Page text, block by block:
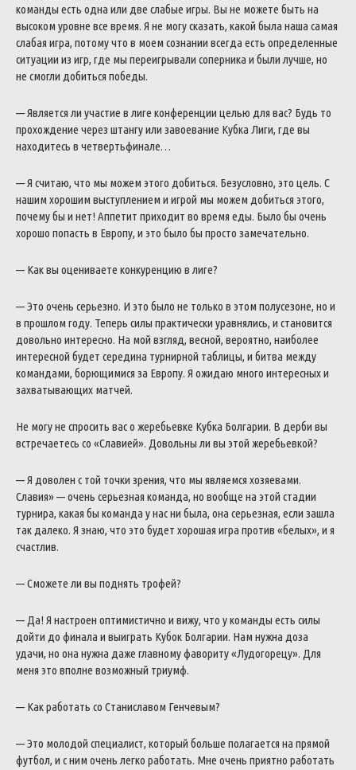
команды есть одна или две слабые игры. Вы не можете быть на
высоком уровне все время. Я не могу сказать, какой была наша самая
слабая игра, потому что в моем сознании всегда есть определенные
ситуации из игр, где мы переигрывали соперника и были лучше, но
не смогли добиться победы.
— Является ли участие в лиге конференции целью для вас? Будь то
прохождение через штангу или завоевание Кубка Лиги, где вы
находитесь в четвертьфинале…
— Я считаю, что мы можем этого добиться. Безусловно, это цель. С
нашим хорошим выступлением и игрой мы можем добиться этого,
почему бы и нет! Аппетит приходит во время еды. Было бы очень
хорошо попасть в Европу, и это было бы просто замечательно.
— Как вы оцениваете конкуренцию в лиге?
— Это очень серьезно. И это было не только в этом полусезоне, но и
в прошлом году. Теперь силы практически уравнялись, и становится
довольно интересно. На мой взгляд, весной, вероятно, наиболее
интересной будет середина турнирной таблицы, и битва между
командами, борющимися за Европу. Я ожидаю много интересных и
захватывающих матчей.
Не могу не спросить вас о жеребьевке Кубка Болгарии. В дерби вы
встречаетесь со «Славией». Довольны ли вы этой жеребьевкой?
— Я доволен с той точки зрения, что мы являемся хозяевами.
Славия» — очень серьезная команда, но вообще на этой стадии
турнира, какая бы команда у нас ни была, она серьезная, если зашла
так далеко. Я знаю, что это будет хорошая игра против «белых», и я
счастлив.
— Сможете ли вы поднять трофей?
— Да! Я настроен оптимистично и вижу, что у команды есть силы
дойти до финала и выиграть Кубок Болгарии. Нам нужна доза
удачи, но она нужна даже главному фавориту «Лудогорецу». Для
меня это вполне возможный триумф.
— Как работать со Станиславом Генчевым?
— Это молодой специалист, который больше полагается на прямой
футбол, и с ним очень легко работать. Мне очень приятно работать